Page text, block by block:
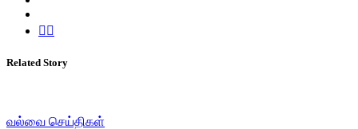
Related Story
வல்வை செய்திகள்